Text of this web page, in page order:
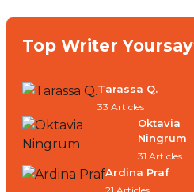
Top Writer Yoursay
Tarassa Q.
33 Articles
Oktavia
Ningrum
31 Articles
Ardina Praf